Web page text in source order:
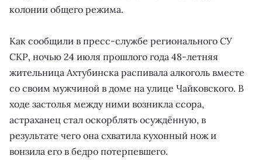
колонии общего режима.
Как сообщили в пресс-службе регионального СУ
СКР, ночью 24 июля прошлого года 48-летняя
жительница Ахтубинска распивала алкоголь вместе
со своим мужчиной в доме на улице Чайковского. В
ходе застолья между ними возникла ссора,
астраханец стал оскорблять осуждённую, в
результате чего она схватила кухонный нож и
вонзила его в бедро потерпевшего.